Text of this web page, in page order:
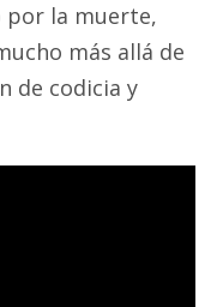
por la muerte,
más allá de
de codicia y